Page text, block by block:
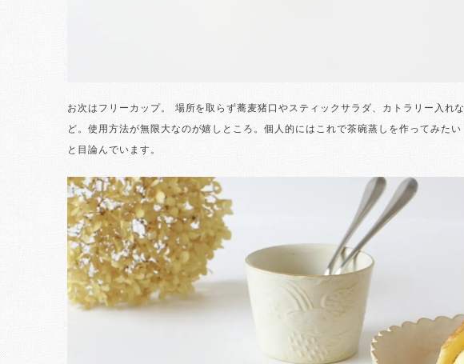
お次はフリーカップ。 場所を取らず蕎麦猪口やスティックサラダ、カトラリー入れな
ど。使用方法が無限大なのが嬉しところ。個人的にはこれで茶碗蒸しを作ってみたい
と目論んでいます。